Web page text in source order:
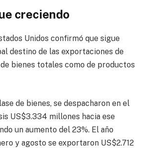
creciendo
Unidos confirmó que sigue
destino de las exportaciones de
bienes totales como de productos
de bienes, se despacharon en el
US$3.334 millones hacia ese
un aumento del 23%. El año
y agosto se exportaron US$2.712